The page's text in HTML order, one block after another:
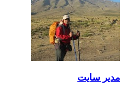
مدیر سایت